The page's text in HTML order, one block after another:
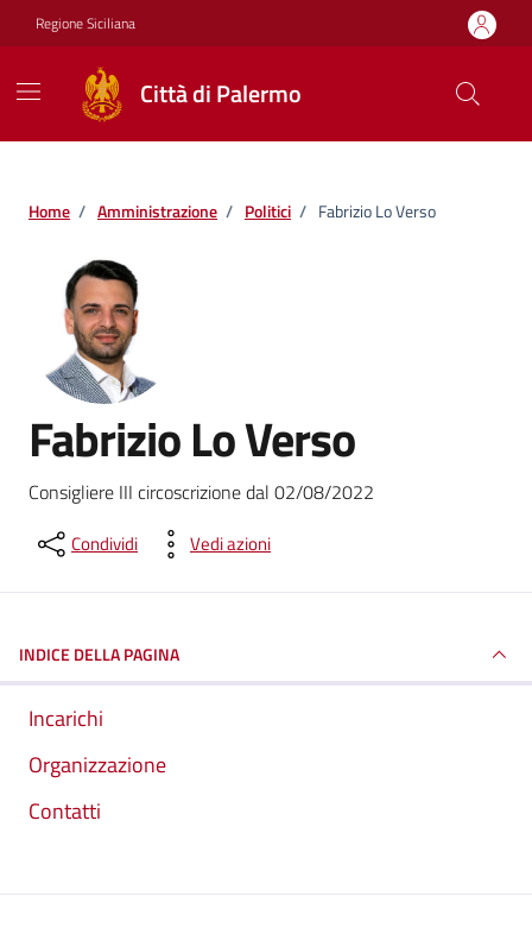
Vai ai contenuti
Vai al footer
Regione Siciliana
Città di Palermo
Home / Amministrazione / Politici / Fabrizio Lo Verso
Fabrizio Lo Verso
Consigliere III circoscrizione dal 02/08/2022
Condividi Vedi azioni
INDICE DELLA PAGINA
Incarichi
Organizzazione
Contatti